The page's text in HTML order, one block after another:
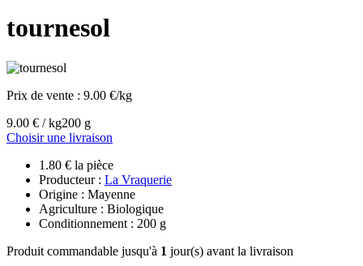
tournesol
Prix de vente : 9.00 €/kg
9.00 € / kg200 g
Choisir une livraison
1.80 € la pièce
Producteur : La Vraquerie
Origine : Mayenne
Agriculture : Biologique
Conditionnement : 200 g
Produit commandable jusqu'à 1 jour(s) avant la livraison